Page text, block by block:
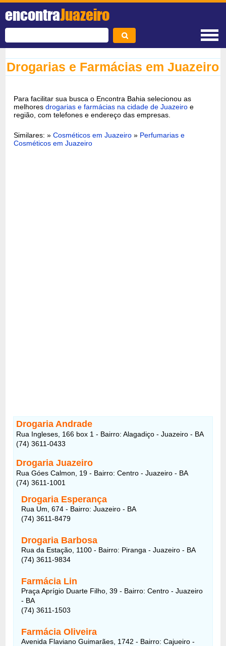
encontraJuazeiro
Drogarias e Farmácias em Juazeiro
Para facilitar sua busca o Encontra Bahia selecionou as
melhoresdrogarias e farmácias na cidade de Juazeiro e
região, com telefones e endereço das empresas.
Similares: »Cosméticos em Juazeiro » Perfumarias e
Cosméticos em Juazeiro
Drogaria Andrade
Rua Ingleses, 166 box 1 - Bairro: Alagadiço - Juazeiro - BA
(74) 3611-0433
Drogaria Juazeiro
Rua Góes Calmon, 19 - Bairro: Centro - Juazeiro - BA
(74) 3611-1001
Drogaria Esperança
Rua Um, 674 - Bairro: Juazeiro - BA
(74) 3611-8479
Drogaria Barbosa
Rua da Estação, 1100 - Bairro: Piranga - Juazeiro - BA
(74) 3611-9834
Farmácia Lin
Praça Aprígio Duarte Filho, 39 - Bairro: Centro - Juazeiro
- BA
(74) 3611-1503
Farmácia Oliveira
Avenida Flaviano Guimarães, 1742 - Bairro: Cajueiro -